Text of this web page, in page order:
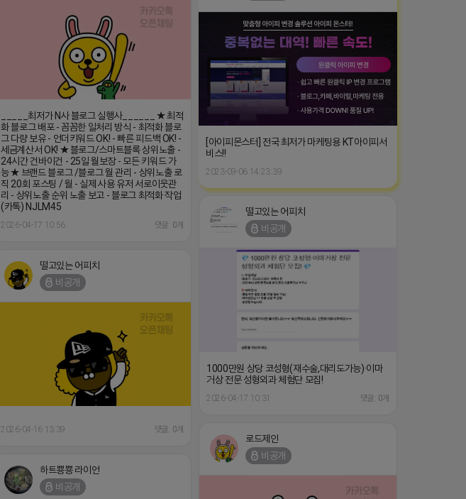
_____최저가 N사 블로그 실행사______ ★ 최적
화 블로그 배포 - 꼼꼼한 일처리 방식 - 최적화 블로
그 다량 보유 - 언더키워드 OK! - 빠른 피드백 OK! -
세금계산서 OK! ★ 블로그/스마트블록 상위노출 -
24시간 건바이건 - 25일 월보장 - 모든 키워드 가
능 ★ 브랜드 블로그 /블로그 월 관리 - 상위노출 로
직 20회 포스팅 / 월 - 실제 사용 유저 서로이웃관
리 - 상위노출 순위 노출 보고 - 블로그 최적화 작업
(카톡) NJLM45
2026-04-17 10:56 댓글: 0개
[아이피몬스터] 전국 최저가 마케팅용 KT아이피서
비스!!
2023-09-06 14:23:39
떨고있는 어피치
비공개
1000만원 상당 코성형(재수술,대리도가능)·이마
거상 전문 성형외과 체험단 모집!
2026-04-17 10:31 댓글: 0개
떨고있는 어피치
비공개
2026-04-16 13:39 댓글: 0개
로드제인
비공개
하트뿅뿅 라이언
비공개